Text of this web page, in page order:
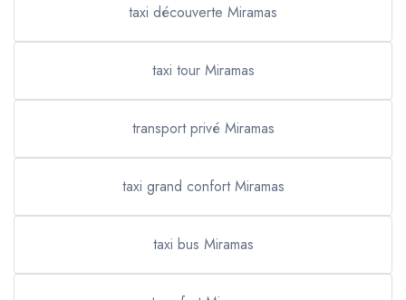
taxi découverte Miramas
taxi tour Miramas
transport privé Miramas
taxi grand confort Miramas
taxi bus Miramas